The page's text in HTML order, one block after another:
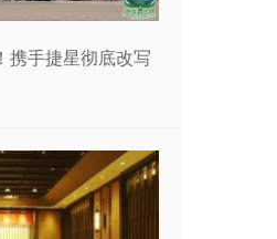
携手捷星彻底改写